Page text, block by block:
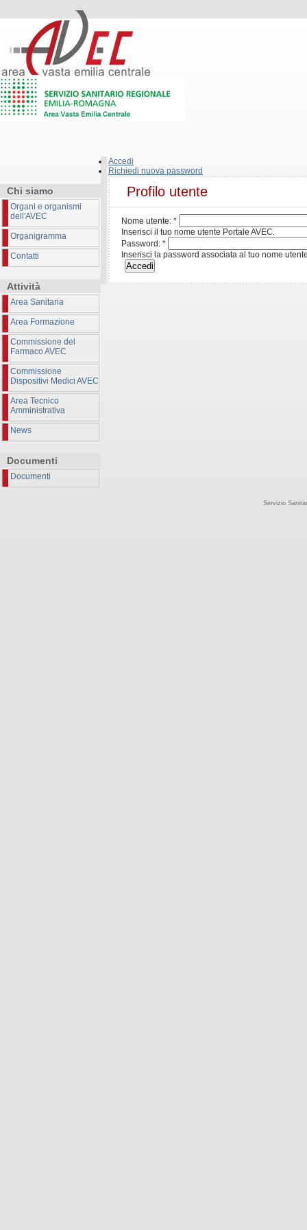
Chi siamo
Organi e organismi
dell'AVEC
Organigramma
Contatti
Attività
Area Sanitaria
Area Formazione
Commissione del
Farmaco AVEC
Commissione
Dispositivi Medici AVEC
Area Tecnico
Amministrativa
News
Documenti
Documenti
Accedi
Richiedi nuova password
Profilo utente
Nome utente: *
Inserisci il tuo nome utente Portale AVEC.
Password: *
Inserisci la password associata al tuo nome
Servizio